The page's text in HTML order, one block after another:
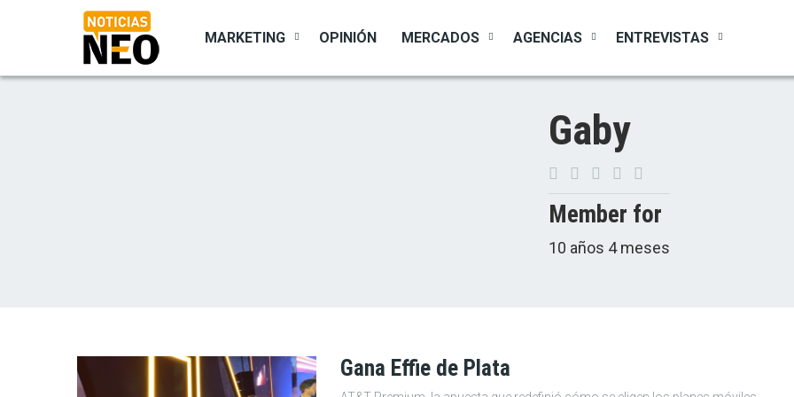
principal
MARKETING OPINIÓN MERCADOS AGENCIAS ENTREVISTAS
Gaby
Member for
10 años 4 meses
Gana Effie de Plata